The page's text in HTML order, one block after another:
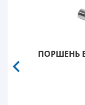
ПОРШЕНЬ